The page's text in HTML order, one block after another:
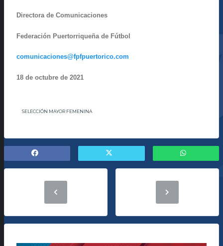
Directora de Comunicaciones
Federación Puertorriqueña de Fútbol
comunicaciones@fpfpuertorico.com
18 de octubre de 2021
SELECCIÓN MAYOR FEMENINA